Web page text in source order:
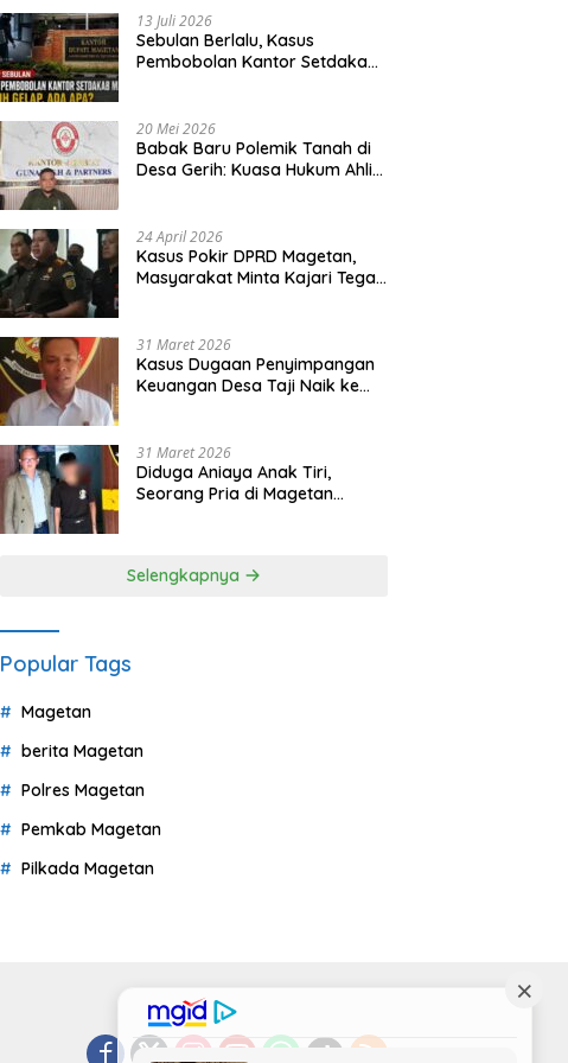
13 Juli 2026
Sebulan Berlalu, Kasus
Pembobolan Kantor Setdakab
20 Mei 2026
Babak Baru Polemik Tanah di
Desa Gerih: Kuasa Hukum Ahli
24 April 2026
Kasus Pokir DPRD Magetan,
Masyarakat Minta Kajari Tegak
31 Maret 2026
Kasus Dugaan Penyimpangan
Keuangan Desa Taji Naik ke
31 Maret 2026
Diduga Aniaya Anak Tiri,
Seorang Pria di Magetan
Selengkapnya
Popular Tags
Magetan
berita Magetan
Polres Magetan
Pemkab Magetan
Pilkada Magetan